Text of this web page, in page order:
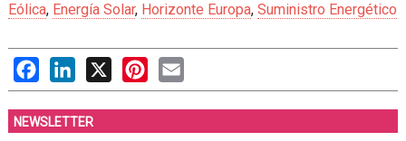
Eólica, Energía Solar, Horizonte Europa, Suministro Energético
FacebookLinkedIn Pinterest
NEWSLETTER